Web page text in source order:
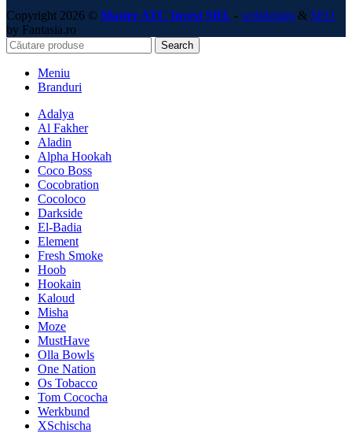
Copyright 2026 © Master ATC Invest SRL - webdesign & SEO
by Fantasia.ro
Search
Meniu
Branduri
Adalya
Al Fakher
Aladin
Alpha Hookah
Coco Boss
Cocobration
Cocoloco
Darkside
El-Badia
Element
Fresh Smoke
Hoob
Hookain
Kaloud
Misha
Moze
MustHave
Olla Bowls
One Nation
Os Tobacco
Tom Cococha
Werkbund
XSchischa